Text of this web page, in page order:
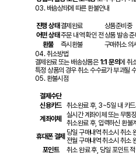
03.배송상태에 따른 환불안내
진행 상태결제완료 상품준비중
어떤 상태주문 내역 확인 전상품 발송
환불
즉시환불 구매취소
04.취소방법
결제완료 또는 배송상품은 1:1 문의에 취
특정 상품의 경우 취소 수수료가 부과될
05.환불시점
결제수단
신용카드 취소완료 후, 3~5일 내 카
계좌이체
실시간 계좌이체 또는 무통
취소완료 후, 입력하신 환불
휴대폰 결제 당일 구매내역 취소시 취소
전월 구매내역 취소시 취소
포인트
취소 완료 후, 당일 포인트